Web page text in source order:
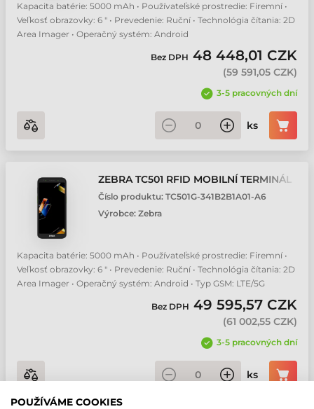
Kapacita batérie: 5000 mAh • Používateľské prostredie: Firemní •
Veľkosť obrazovky: 6 " • Prevedenie: Ruční • Technológia čítania: 2D
Area Imager • Operačný systém: Android
Bez DPH 48 448,01 CZK
(59 591,05 CZK)
3-5 pracovných dní
ks
ZEBRA TC501 RFID MOBILNÍ TERMINÁL
Číslo produktu: TC501G-341B2B1A01-A6
Výrobce: Zebra
Kapacita batérie: 5000 mAh • Používateľské prostredie: Firemní •
Veľkosť obrazovky: 6 " • Prevedenie: Ruční • Technológia čítania: 2D
Area Imager • Operačný systém: Android • Typ GSM: LTE/5G
Bez DPH 49 595,57 CZK
(61 002,55 CZK)
3-5 pracovných dní
ks
POUŽÍVÁME COOKIES